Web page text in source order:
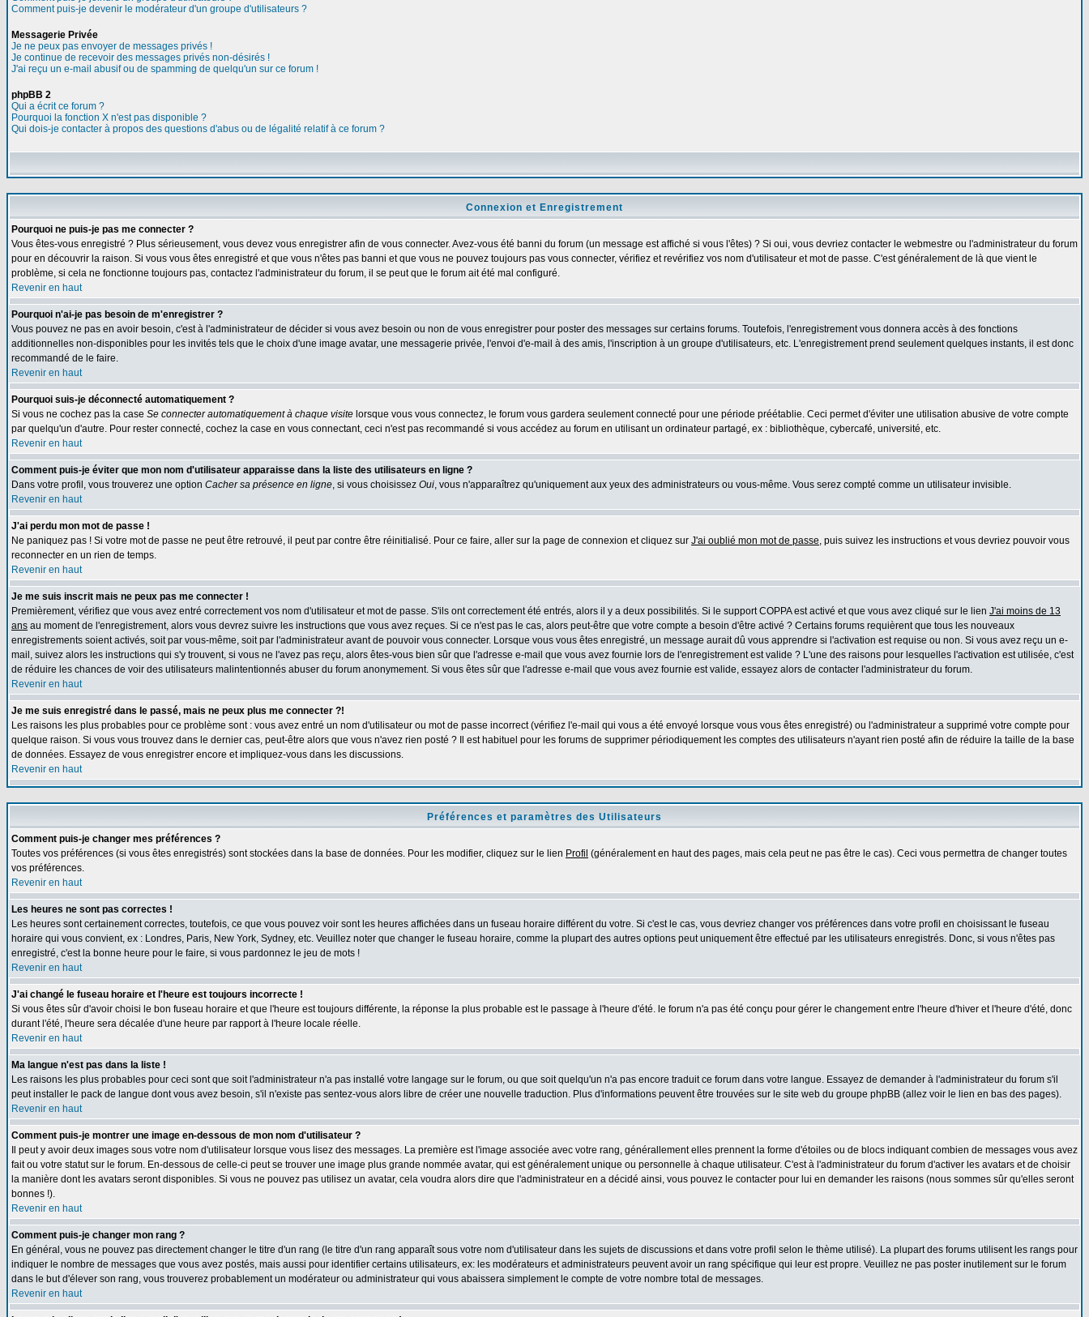
Comment puis-je devenir le modérateur d'un groupe d'utilisateurs ?
Messagerie Privée
Je ne peux pas envoyer de messages privés !
Je continue de recevoir des messages privés non-désirés !
J'ai reçu un e-mail abusif ou de spamming de quelqu'un sur ce forum !
phpBB 2
Qui a écrit ce forum ?
Pourquoi la fonction X n'est pas disponible ?
Qui dois-je contacter à propos des questions d'abus ou de légalité relatif à ce forum ?
Connexion et Enregistrement
Pourquoi ne puis-je pas me connecter ?
Vous êtes-vous enregistré ? Plus sérieusement, vous devez vous enregistrer afin de vous connecter. Avez-vous été banni du forum (un message est affiché si vous l'êtes) ? Si oui, vous devriez contacter le webmestre ou l'administrateur du forum
pour en découvrir la raison. Si vous vous êtes enregistré et que vous n'êtes pas banni et que vous ne pouvez toujours pas vous connecter, vérifiez et revérifiez vos nom d'utilisateur et mot de passe. C'est généralement de là que vient le
problème, si cela ne fonctionne toujours pas, contactez l'administrateur du forum, il se peut que le forum ait été mal configuré.
Revenir en haut
Pourquoi n'ai-je pas besoin de m'enregistrer ?
Vous pouvez ne pas en avoir besoin, c'est à l'administrateur de décider si vous avez besoin ou non de vous enregistrer pour poster des messages sur certains forums. Toutefois, l'enregistrement vous donnera accès à des fonctions
additionnelles non-disponibles pour les invités tels que le choix d'une image avatar, une messagerie privée, l'envoi d'e-mail à des amis, l'inscription à un groupe d'utilisateurs, etc. L'enregistrement prend seulement quelques instants, il est donc
recommandé de le faire.
Revenir en haut
Pourquoi suis-je déconnecté automatiquement ?
Si vous ne cochez pas la case Se connecter automatiquement à chaque visite lorsque vous vous connectez, le forum vous gardera seulement connecté pour une période préétablie. Ceci permet d'éviter une utilisation abusive de votre compte
par quelqu'un d'autre. Pour rester connecté, cochez la case en vous connectant, ceci n'est pas recommandé si vous accédez au forum en utilisant un ordinateur partagé, ex : bibliothèque, cybercafé, université, etc.
Revenir en haut
Comment puis-je éviter que mon nom d'utilisateur apparaisse dans la liste des utilisateurs en ligne ?
Dans votre profil, vous trouverez une option Cacher sa présence en ligne, si vous choisissez Oui, vous n'apparaîtrez qu'uniquement aux yeux des administrateurs ou vous-même. Vous serez compté comme un utilisateur invisible.
Revenir en haut
J'ai perdu mon mot de passe !
Ne paniquez pas ! Si votre mot de passe ne peut être retrouvé, il peut par contre être réinitialisé. Pour ce faire, aller sur la page de connexion et cliquez sur J'ai oublié mon mot de passe, puis suivez les instructions et vous devriez pouvoir vous
reconnecter en un rien de temps.
Revenir en haut
Je me suis inscrit mais ne peux pas me connecter !
Premièrement, vérifiez que vous avez entré correctement vos nom d'utilisateur et mot de passe. S'ils ont correctement été entrés, alors il y a deux possibilités. Si le support COPPA est activé et que vous avez cliqué sur le lien J'ai moins de 13
ans au moment de l'enregistrement, alors vous devrez suivre les instructions que vous avez reçues. Si ce n'est pas le cas, alors peut-être que votre compte a besoin d'être activé ? Certains forums requièrent que tous les nouveaux
enregistrements soient activés, soit par vous-même, soit par l'administrateur avant de pouvoir vous connecter. Lorsque vous vous êtes enregistré, un message aurait dû vous apprendre si l'activation est requise ou non. Si vous avez reçu un e-
mail, suivez alors les instructions qui s'y trouvent, si vous ne l'avez pas reçu, alors êtes-vous bien sûr que l'adresse e-mail que vous avez fournie lors de l'enregistrement est valide ? L'une des raisons pour lesquelles l'activation est utilisée, c'est
de réduire les chances de voir des utilisateurs malintentionnés abuser du forum anonymement. Si vous êtes sûr que l'adresse e-mail que vous avez fournie est valide, essayez alors de contacter l'administrateur du forum.
Revenir en haut
Je me suis enregistré dans le passé, mais ne peux plus me connecter ?!
Les raisons les plus probables pour ce problème sont : vous avez entré un nom d'utilisateur ou mot de passe incorrect (vérifiez l'e-mail qui vous a été envoyé lorsque vous vous êtes enregistré) ou l'administrateur a supprimé votre compte pour
quelque raison. Si vous vous trouvez dans le dernier cas, peut-être alors que vous n'avez rien posté ? Il est habituel pour les forums de supprimer périodiquement les comptes des utilisateurs n'ayant rien posté afin de réduire la taille de la base
de données. Essayez de vous enregistrer encore et impliquez-vous dans les discussions.
Revenir en haut
Préférences et paramètres des Utilisateurs
Comment puis-je changer mes préférences ?
Toutes vos préférences (si vous êtes enregistrés) sont stockées dans la base de données. Pour les modifier, cliquez sur le lien Profil (généralement en haut des pages, mais cela peut ne pas être le cas). Ceci vous permettra de changer toutes
vos préférences.
Revenir en haut
Les heures ne sont pas correctes !
Les heures sont certainement correctes, toutefois, ce que vous pouvez voir sont les heures affichées dans un fuseau horaire différent du votre. Si c'est le cas, vous devriez changer vos préférences dans votre profil en choisissant le fuseau
horaire qui vous convient, ex : Londres, Paris, New York, Sydney, etc. Veuillez noter que changer le fuseau horaire, comme la plupart des autres options peut uniquement être effectué par les utilisateurs enregistrés. Donc, si vous n'êtes pas
enregistré, c'est la bonne heure pour le faire, si vous pardonnez le jeu de mots !
Revenir en haut
J'ai changé le fuseau horaire et l'heure est toujours incorrecte !
Si vous êtes sûr d'avoir choisi le bon fuseau horaire et que l'heure est toujours différente, la réponse la plus probable est le passage à l'heure d'été. le forum n'a pas été conçu pour gérer le changement entre l'heure d'hiver et l'heure d'été, donc
durant l'été, l'heure sera décalée d'une heure par rapport à l'heure locale réelle.
Revenir en haut
Ma langue n'est pas dans la liste !
Les raisons les plus probables pour ceci sont que soit l'administrateur n'a pas installé votre langage sur le forum, ou que soit quelqu'un n'a pas encore traduit ce forum dans votre langue. Essayez de demander à l'administrateur du forum s'il
peut installer le pack de langue dont vous avez besoin, s'il n'existe pas sentez-vous alors libre de créer une nouvelle traduction. Plus d'informations peuvent être trouvées sur le site web du groupe phpBB (allez voir le lien en bas des pages).
Revenir en haut
Comment puis-je montrer une image en-dessous de mon nom d'utilisateur ?
Il peut y avoir deux images sous votre nom d'utilisateur lorsque vous lisez des messages. La première est l'image associée avec votre rang, générallement elles prennent la forme d'étoiles ou de blocs indiquant combien de messages vous avez
fait ou votre statut sur le forum. En-dessous de celle-ci peut se trouver une image plus grande nommée avatar, qui est généralement unique ou personnelle à chaque utilisateur. C'est à l'administrateur du forum d'activer les avatars et de choisir
la manière dont les avatars seront disponibles. Si vous ne pouvez pas utilisez un avatar, cela voudra alors dire que l'administrateur en a décidé ainsi, vous pouvez le contacter pour lui en demander les raisons (nous sommes sûr qu'elles seront
bonnes !).
Revenir en haut
Comment puis-je changer mon rang ?
En général, vous ne pouvez pas directement changer le titre d'un rang (le titre d'un rang apparaît sous votre nom d'utilisateur dans les sujets de discussions et dans votre profil selon le thème utilisé). La plupart des forums utilisent les rangs pour
indiquer le nombre de messages que vous avez postés, mais aussi pour identifier certains utilisateurs, ex: les modérateurs et administrateurs peuvent avoir un rang spécifique qui leur est propre. Veuillez ne pas poster inutilement sur le forum
dans le but d'élever son rang, vous trouverez probablement un modérateur ou administrateur qui vous abaissera simplement le compte de votre nombre total de messages.
Revenir en haut